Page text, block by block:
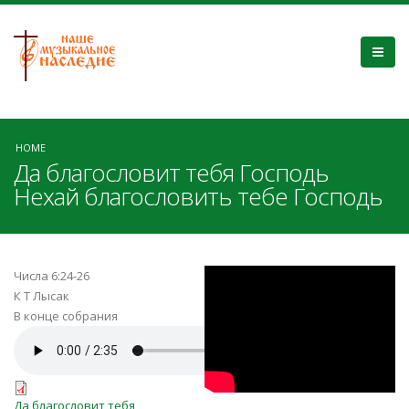
HOME
Да благословит тебя Господь
Нехай благословить тебе Господь
Числа 6:24-26
К Т Лысак
В конце собрания
Да благословит тебя Господь.pdf
Да благословит тебя